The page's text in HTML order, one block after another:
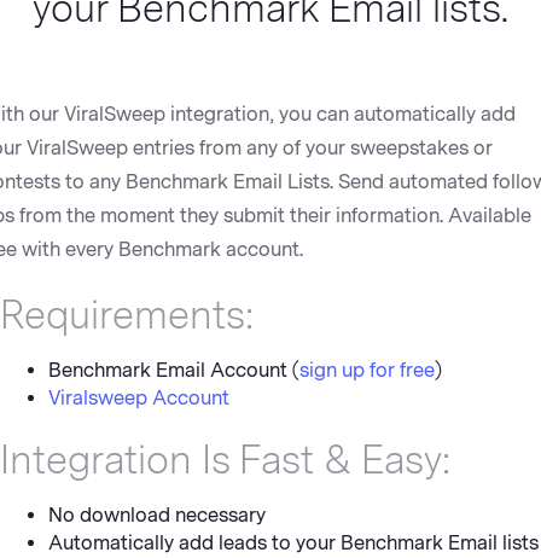
your Benchmark Email lists.
our ViralSweep integration, you can automatically add
ViralSweep entries from any of your sweepstakes or
to any Benchmark Email Lists. Send automated
from the moment they submit their information. Available
with every Benchmark account.
Requirements:
Benchmark Email Account (sign up for free)
Viralsweep Account
Integration Is Fast & Easy:
No download necessary
Automatically add leads to your Benchmark Email lists